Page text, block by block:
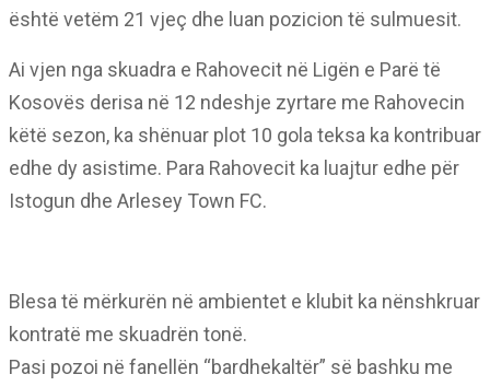
është vetëm 21 vjeç dhe luan pozicion të sulmuesit.
Ai vjen nga skuadra e Rahovecit në Ligën e Parë të
Kosovës derisa në 12 ndeshje zyrtare me Rahovecin
këtë sezon, ka shënuar plot 10 gola teksa ka kontribuar
edhe dy asistime. Para Rahovecit ka luajtur edhe për
Istogun dhe Arlesey Town FC.
Blesa të mërkurën në ambientet e klubit ka nënshkruar
kontratë me skuadrën tonë.
Pasi pozoi në fanellën “bardhekaltër” së bashku me